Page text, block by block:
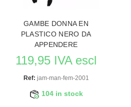
GAMBE DONNA EN
PLASTICO NERO DA
APPENDERE
119,95 IVA escl
Ref: jam-man-fem-2001
104 in stock